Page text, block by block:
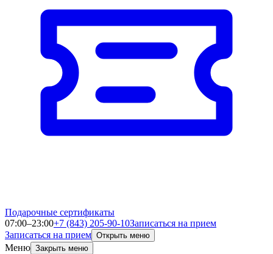
Подарочные сертификаты
07:00–23:00+7 (843) 205-90-10Записаться на прием
Записаться на прием Открыть меню
Меню Закрыть меню